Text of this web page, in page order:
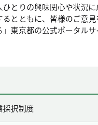
ひとりの興味関心や状況
るとともに、皆様のご意
東京都の公式ポータルサ
採択制度